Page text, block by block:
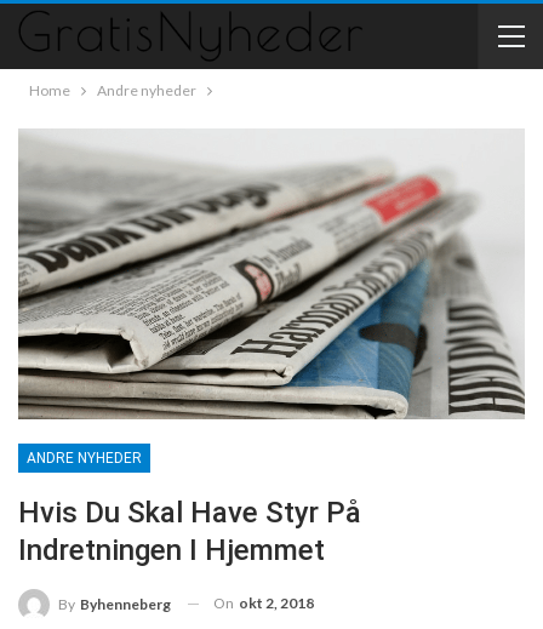
Home Andre nyheder
ANDRE NYHEDER
Hvis Du Skal Have Styr På
Indretningen I Hjemmet
By Byhenneberg On okt 2, 2018